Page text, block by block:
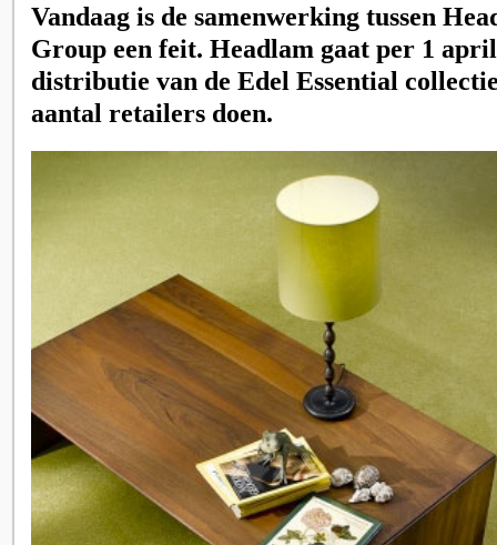
Vandaag is de samenwerking tussen
Group een feit. Headlam gaat per 1
distributie van de Edel Essential
aantal retailers doen.